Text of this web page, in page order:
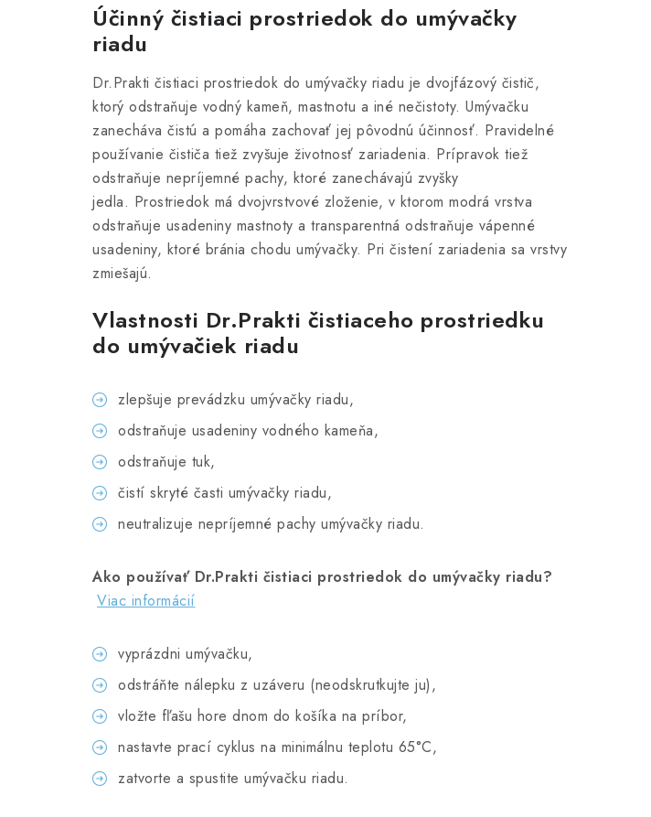
Účinný čistiaci prostriedok do umývačky
riadu
Dr.Prakti čistiaci prostriedok do umývačky riadu je dvojfázový čistič,
ktorý odstraňuje vodný kameň, mastnotu a iné nečistoty. Umývačku
zanecháva čistú a pomáha zachovať jej pôvodnú účinnosť. Pravidelné
používanie čističa tiež zvyšuje životnosť zariadenia. Prípravok tiež
odstraňuje nepríjemné pachy, ktoré zanechávajú zvyšky
jedla. Prostriedok má dvojvrstvové zloženie, v ktorom modrá vrstva
odstraňuje usadeniny mastnoty a transparentná odstraňuje vápenné
usadeniny, ktoré bránia chodu umývačky. Pri čistení zariadenia sa vrstvy
zmiešajú.
Vlastnosti Dr.Prakti čistiaceho prostriedku
do umývačiek riadu
zlepšuje prevádzku umývačky riadu,
odstraňuje usadeniny vodného kameňa,
odstraňuje tuk,
čistí skryté časti umývačky riadu,
neutralizuje nepríjemné pachy umývačky riadu.
Ako používať Dr.Prakti čistiaci prostriedok do umývačky riadu?
Viac informácií
vyprázdni umývačku,
odstráňte nálepku z uzáveru (neodskrutkujte ju),
vložte fľašu hore dnom do košíka na príbor,
nastavte prací cyklus na minimálnu teplotu 65°C,
zatvorte a spustite umývačku riadu.